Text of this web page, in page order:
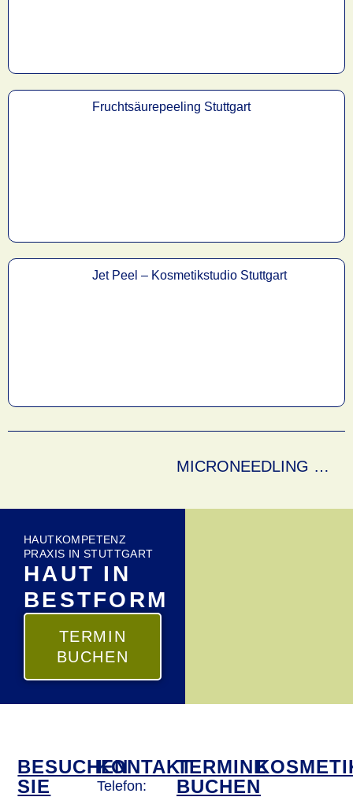
Fruchtsäurepeeling Stuttgart
Jet Peel – Kosmetikstudio Stuttgart
MICRONEEDLING Stuttgart
HAUTKOMPETENZ
PRAXIS IN STUTTGART
HAUT IN
BESTFORM
TERMIN
BUCHEN
BESUCHEN
SIE
KONTAKT
Telefon:
TERMINE
BUCHEN